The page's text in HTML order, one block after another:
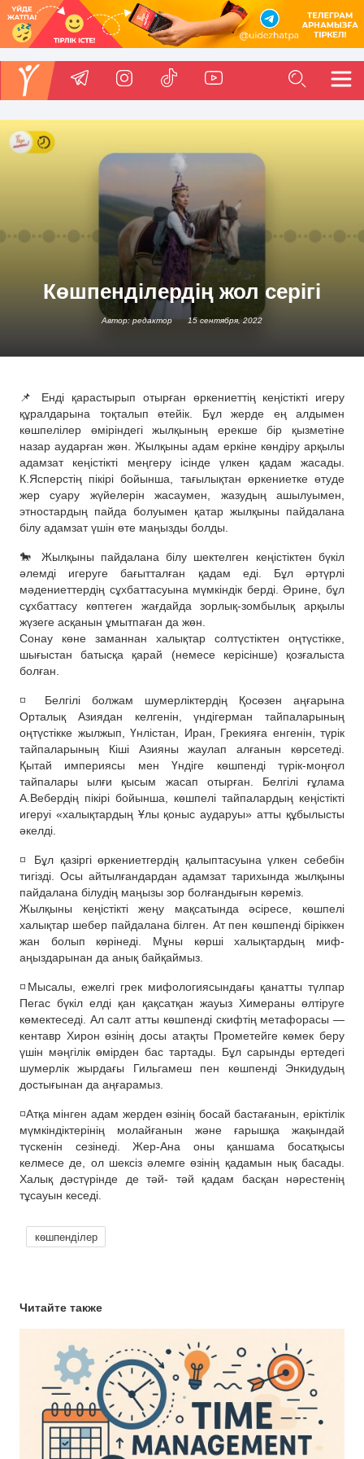
Көшпенділердің жол серігі
Автор: редактор 15 сентября, 2022
📌 Енді қарастырып отырған өркениеттің кеңістікті игеру
құралдарына тоқталып өтейік. Бұл жерде ең алдымен
көшпелілер өміріндегі жылқының ерекше бір қызметіне
назар аударған жөн. Жылқыны адам еркіне көндіру арқылы
адамзат кеңістікті меңгеру ісінде үлкен қадам жасады.
К.Ясперстің пікірі бойынша, тағылықтан өркениетке өтуде
жер суару жүйелерін жасаумен, жазудың ашылуымен,
этностардың пайда болуымен қатар жылқыны пайдалана
білу адамзат үшін өте маңызды болды.
🐎 Жылқыны пайдалана білу шектелген кеңістіктен бүкіл
әлемді игеруге бағытталған қадам еді. Бұл әртүрлі
мәдениеттердің сұхбаттасуына мүмкіндік берді. Әрине, бұл
сұхбаттасу көптеген жағдайда зорлық-зомбылық арқылы
жүзеге асқанын ұмытпаған да жөн.
Сонау көне заманнан халықтар солтүстіктен оңтүстікке,
шығыстан батысқа қарай (немесе керісінше) қозғалыста
болған.
◽️ Белгілі болжам шумерліктердің Қосөзен аңғарына
Орталық Азиядан келгенін, үндігерман тайпаларының
оңтүстікке жылжып, Үнлістан, Иран, Грекияға енгенін, түрік
тайпаларының Кіші Азияны жаулап алғанын көрсетеді.
Қытай империясы мен Үндіге көшпенді түрік-моңғол
тайпалары ылғи қысым жасап отырған. Белгілі ғұлама
А.Вебердің пікірі бойынша, көшпелі тайпалардың кеңістікті
игеруі «халықтардың Ұлы қоныс аударуы» атты құбылысты
әкелді.
◽️ Бұл қазіргі өркениетгердің қалыптасуына үлкен себебін
тигізді. Осы айтылғандардан адамзат тарихында жылқыны
пайдалана білудің маңызы зор болғандығын көреміз.
Жылқыны кеңістікті жеңу мақсатында әсіресе, көшпелі
халықтар шебер пайдалана білген. Ат пен көшпенді біріккен
жан болып көрінеді. Мұны көрші халықтардың миф-
аңыздарынан да анық байқаймыз.
◽️Мысалы, ежелгі грек мифологиясындағы қанатты түлпар
Пегас бүкіл елді қан қақсатқан жауыз Химераны өлтіруге
көмектеседі. Ал салт атты көшпенді скифтің метафорасы —
кентавр Хирон өзінің досы атақты Прометейге көмек беру
үшін мәңгілік өмірден бас тартады. Бұл сарынды ертедегі
шумерлік жырдағы Гильгамеш пен көшпенді Энкидудың
достығынан да аңғарамыз.
◽️Атқа мінген адам жерден өзінің босай бастағанын, еріктілік
мүмкіндіктерінің молайғанын және ғарышқа жақындай
түскенін сезінеді. Жер-Ана оны қаншама босатқысы
келмесе де, ол шексіз әлемге өзінің қадамын нық басады.
Халық дәстүрінде де тәй- тәй қадам басқан нәрестенің
тұсауын кеседі.
көшпенділер
Читайте также